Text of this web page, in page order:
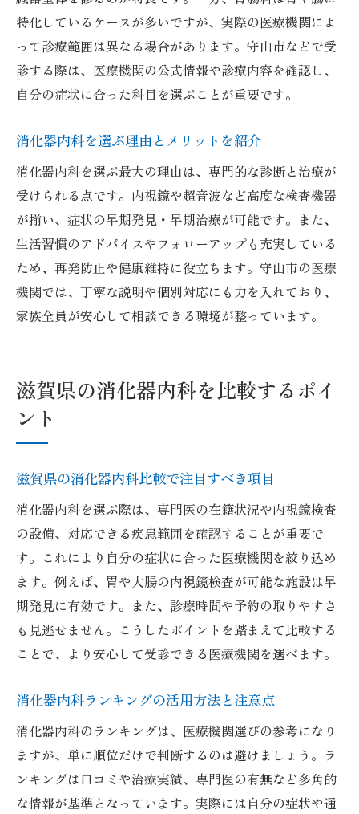
特化しているケースが多いですが、実際の医療機関によ
って診療範囲は異なる場合があります。守山市などで受
診する際は、医療機関の公式情報や診療内容を確認し、
自分の症状に合った科目を選ぶことが重要です。
消化器内科を選ぶ理由とメリットを紹介
消化器内科を選ぶ最大の理由は、専門的な診断と治療が
受けられる点です。内視鏡や超音波など高度な検査機器
が揃い、症状の早期発見・早期治療が可能です。また、
生活習慣のアドバイスやフォローアップも充実している
ため、再発防止や健康維持に役立ちます。守山市の医療
機関では、丁寧な説明や個別対応にも力を入れており、
家族全員が安心して相談できる環境が整っています。
滋賀県の消化器内科を比較するポイ
ント
滋賀県の消化器内科比較で注目すべき項目
消化器内科を選ぶ際は、専門医の在籍状況や内視鏡検査
の設備、対応できる疾患範囲を確認することが重要で
す。これにより自分の症状に合った医療機関を絞り込め
ます。例えば、胃や大腸の内視鏡検査が可能な施設は早
期発見に有効です。また、診療時間や予約の取りやすさ
も見逃せません。こうしたポイントを踏まえて比較する
ことで、より安心して受診できる医療機関を選べます。
消化器内科ランキングの活用方法と注意点
消化器内科のランキングは、医療機関選びの参考になり
ますが、単に順位だけで判断するのは避けましょう。ラ
ンキングは口コミや治療実績、専門医の有無など多角的
な情報が基準となっています。実際には自分の症状や通